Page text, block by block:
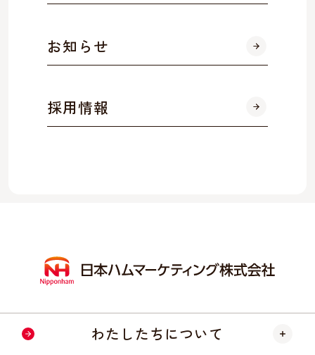
お知らせ
採用情報
わたしたちについて